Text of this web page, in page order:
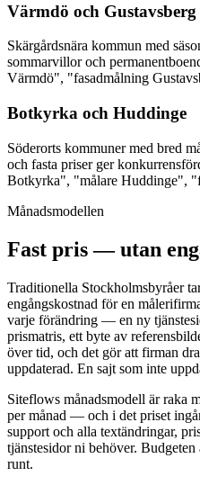
Värmdö och Gustavsberg
Skärgårdsnära kommun med
sommarvillor och
Värmdö", "fasadmålning
Botkyrka och Huddinge
Söderorts kommuner med bred
och fasta priser ger
Botkyrka", "målare Huddinge",
Månadsmodellen
Fast pris — utan
Traditionella Stockholmsbyråer
engångskostnad för en
varje förändring — en ny
prismatris, ett byte av
över tid, och det gör att firman
uppdaterad. En sajt som inte
Siteflows månadsmodell är raka
per månad — och i det priset
support och alla textändringar,
tjänstesidor ni behöver.
runt.